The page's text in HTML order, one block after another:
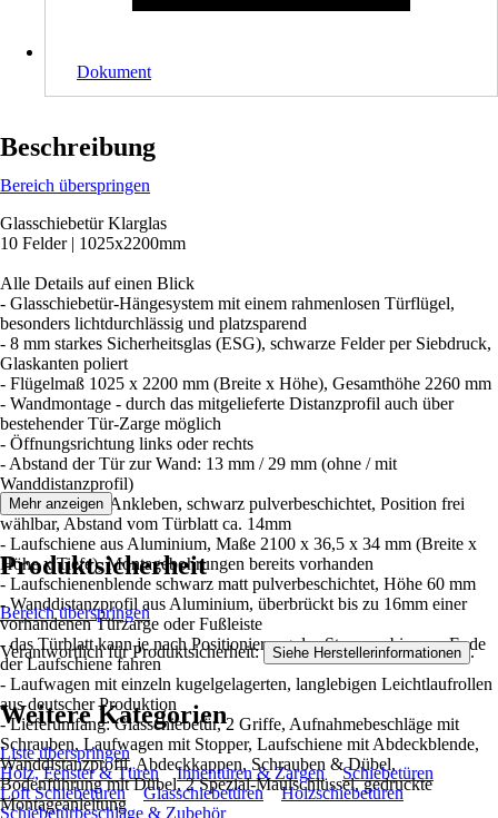
Dokument
Beschreibung
Bereich überspringen
Glasschiebetür Klarglas
10 Felder | 1025x2200mm
Alle Details auf einen Blick
- Glasschiebetür-Hängesystem mit einem rahmenlosen Türflügel,
besonders lichtdurchlässig und platzsparend
- 8 mm starkes Sicherheitsglas (ESG), schwarze Felder per Siebdruck,
Glaskanten poliert
- Flügelmaß 1025 x 2200 mm (Breite x Höhe), Gesamthöhe 2260 mm
- Wandmontage - durch das mitgelieferte Distanzprofil auch über
bestehender Tür-Zarge möglich
- Öffnungsrichtung links oder rechts
- Abstand der Tür zur Wand: 13 mm / 29 mm (ohne / mit
Wanddistanzprofil)
- Stabgriff zum Ankleben, schwarz pulverbeschichtet, Position frei
wählbar, Abstand vom Türblatt ca. 14mm
- Laufschiene aus Aluminium, Maße 2100 x 36,5 x 34 mm (Breite x
Höhe x Tiefe), Montagebohrungen bereits vorhanden
- Laufschienenblende schwarz matt pulverbeschichtet, Höhe 60 mm
- Wanddistanzprofil aus Aluminium, überbrückt bis zu 16mm einer
vorhandenen Türzarge oder Fußleiste
- das Türblatt kann je nach Positionierung des Stoppers bis zum Ende
der Laufschiene fahren
- Laufwagen mit einzeln kugelgelagerten, langlebigen Leichtlaufrollen
aus deutscher Produktion
- Lieferumfang: Glasschiebetür, 2 Griffe, Aufnahmebeschläge mit
Schrauben, Laufwagen mit Stopper, Laufschiene mit Abdeckblende,
Wanddistanzprofil, Abdeckkappen, Schrauben & Dübel,
Bodenführung mit Dübel, 2 Spezial-Maulschlüssel, gedruckte
Montageanleitung
Mehr anzeigen
Produktsicherheit
Bereich überspringen
Verantwortlich für Produktsicherheit: Siehe Herstellerinformationen .
Weitere Kategorien
Liste überspringen
Holz, Fenster & Türen
Innentüren & Zargen
Schiebetüren
Loft Schiebetüren
Glasschiebetüren
Holzschiebetüren
Schiebetürbeschläge & Zubehör